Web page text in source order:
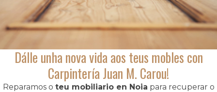
Dálle unha nova vida aos teus mobles con
Carpintería Juan M. Carou!
Reparamos o teu mobiliario en Noia para recuperar o